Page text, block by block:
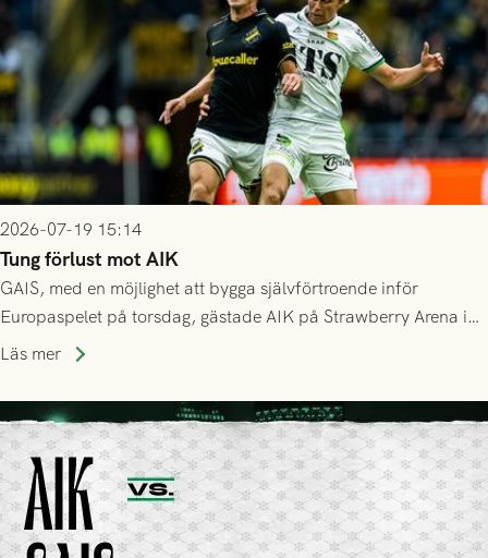
2026-07-19 15:14
Tung förlust mot AIK
GAIS, med en möjlighet att bygga självförtroende inför
Europaspelet på torsdag, gästade AIK på Strawberry Arena i
Stockholm . Men trots konstant hotande i första halvlek av
lyckades få in 2-0.
Läs mer